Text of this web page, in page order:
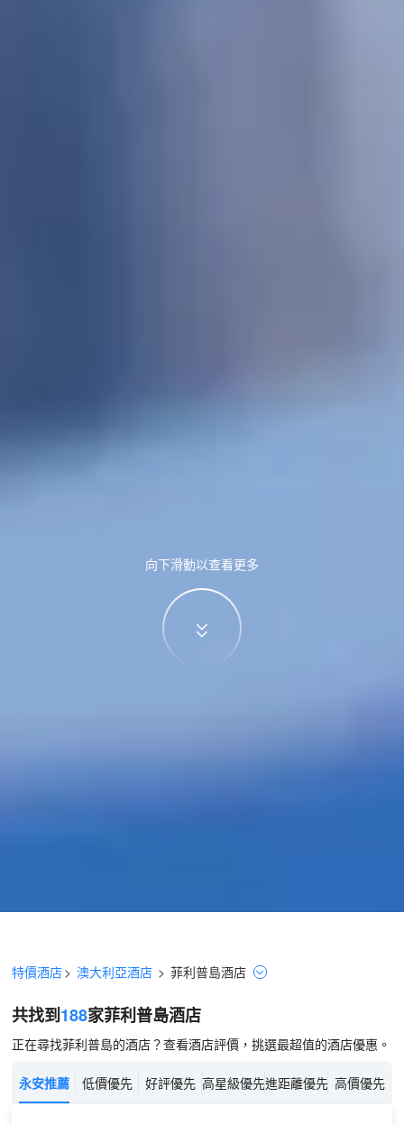
向下滑動以查看更多
特價酒店> 澳大利亞酒店 > 菲利普島酒店
共找到188家菲利普島酒店
正在尋找菲利普島的酒店？查看酒店評價，挑選最超值的酒店優惠。
永安推薦 低價優先 好評優先 高星級優先進距離優先 高價優先